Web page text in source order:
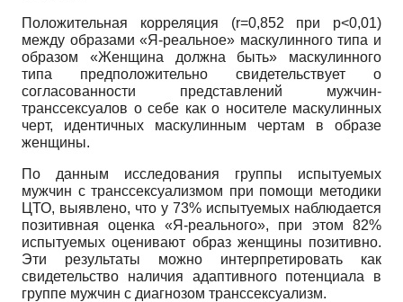
Положительная корреляция (r=0,852 при p<0,01)
между образами «Я-реальное» маскулинного типа и
образом «Женщина должна быть» маскулинного
типа предположительно свидетельствует о
согласованности представлений мужчин-
транссексуалов о себе как о носителе маскулинных
черт, идентичных маскулинным чертам в образе
женщины.
По данным исследования группы испытуемых
мужчин с транссексуализмом при помощи методики
ЦТО, выявлено, что у 73% испытуемых наблюдается
позитивная оценка «Я-реального», при этом 82%
испытуемых оценивают образ женщины позитивно.
Эти результаты можно интерпретировать как
свидетельство наличия адаптивного потенциала в
группе мужчин с диагнозом транссексуализм.